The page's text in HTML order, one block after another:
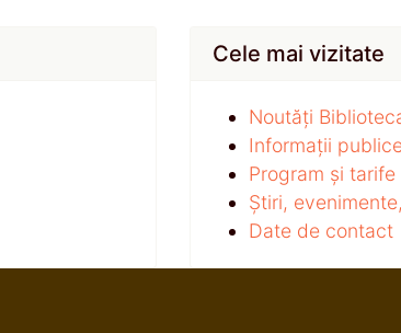
Cele mai vizitate
Noutăți
Informații
Program și tarife
Știri,
Date de contact